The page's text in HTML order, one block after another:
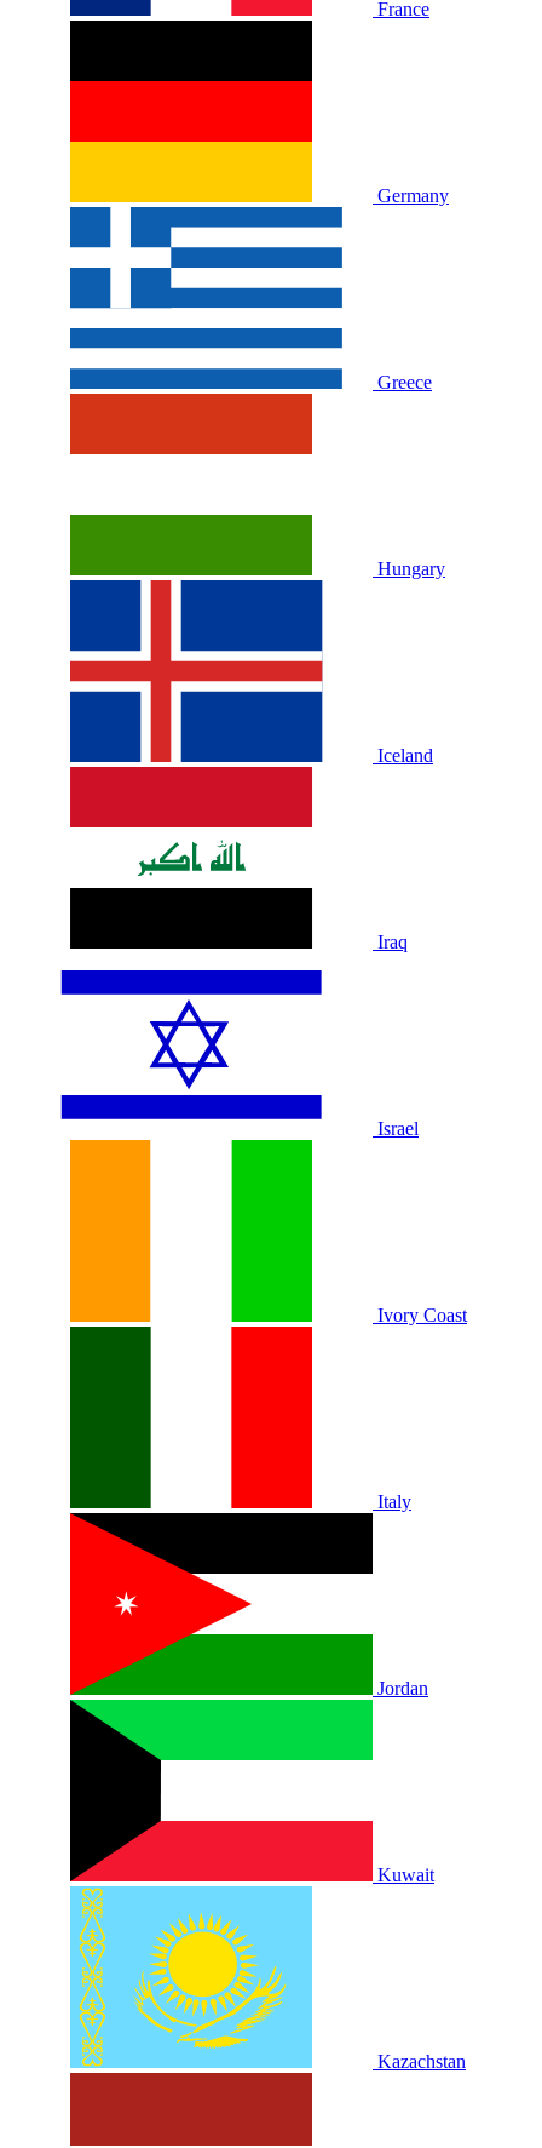
France
Germany
Greece
Hungary
Iceland
Iraq
Israel
Ivory Coast
Italy
Jordan
Kuwait
Kazachstan